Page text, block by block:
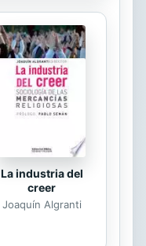
La industria del
creer
Joaquín Algranti